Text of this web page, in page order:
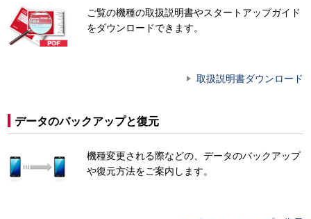
ご覧の機種の取扱説明書やスタートアップガイド
をダウンロードできます。
取扱説明書ダウンロード
データのバックアップと復元
機種変更される際などの、データのバックアップ
や復元方法をご案内します。